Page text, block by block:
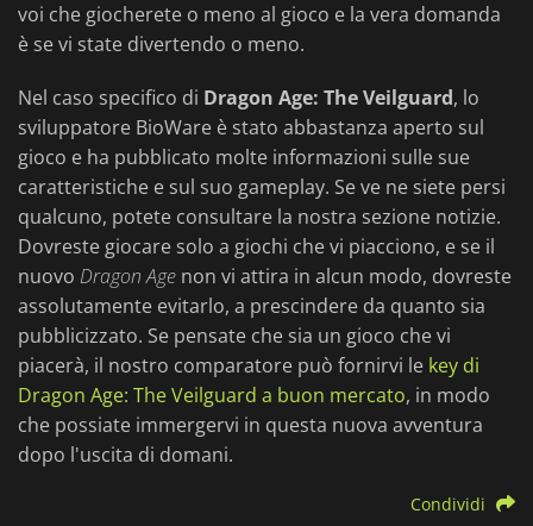
voi che giocherete o meno al gioco e la vera domanda
è se vi state divertendo o meno.
Nel caso specifico di Dragon Age: The Veilguard, lo
sviluppatore BioWare è stato abbastanza aperto sul
gioco e ha pubblicato molte informazioni sulle sue
caratteristiche e sul suo gameplay. Se ve ne siete persi
qualcuno, potete consultare la nostra sezione notizie.
Dovreste giocare solo a giochi che vi piacciono, e se il
nuovo Dragon Age non vi attira in alcun modo, dovreste
assolutamente evitarlo, a prescindere da quanto sia
pubblicizzato. Se pensate che sia un gioco che vi
piacerà, il nostro comparatore può fornirvi le key di
Dragon Age: The Veilguard a buon mercato, in modo
che possiate immergervi in questa nuova avventura
dopo l'uscita di domani.
Condividi